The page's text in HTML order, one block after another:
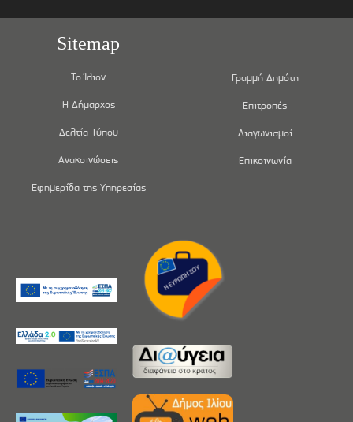
Sitemap
Το Ίλιον
Η Δήμαρχος
Δελτία Τύπου
Ανακοινώσεις
Εφημερίδα της Υπηρεσίας
Γραμμή Δημότη
Επιτροπές
Διαγωνισμοί
Επικοινωνία